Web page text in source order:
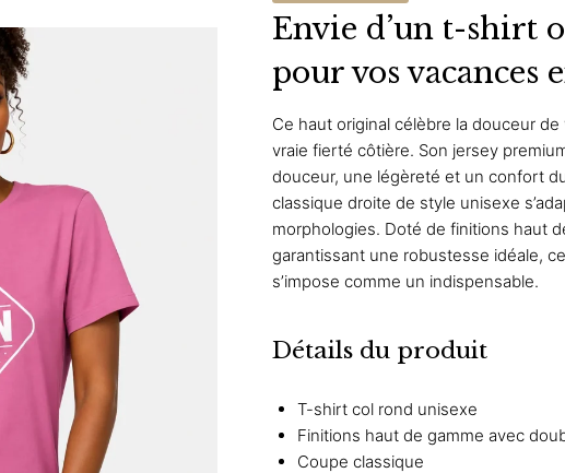
Envie d’un t-shirt
pour vos vacances
Ce haut original célèbre la douceur de
vraie fierté côtière. Son jersey
douceur, une légèreté et un confort
classique droite de style unisexe
morphologies. Doté de finitions haut
garantissant une robustesse idéale,
s’impose comme un indispensable.
Détails du produit
T-shirt col rond unisexe
Finitions haut de gamme avec
Coupe classique